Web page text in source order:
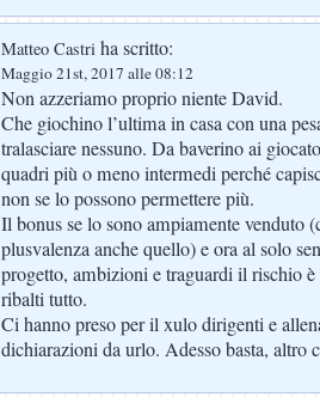
Matteo Castri ha scritto:
Maggio 21st, 2017 alle 08:12
Non azzeriamo proprio niente David.
Che giochino l’ultima in casa con una
tralasciare nessuno. Da baverino ai
quadri più o meno intermedi perché
non se lo possono permettere più.
Il bonus se lo sono ampiamente venduto
plusvalenza anche quello) e ora al solo
progetto, ambizioni e traguardi il rischio
ribalti tutto.
Ci hanno preso per il xulo dirigenti e
dichiarazioni da urlo. Adesso basta, altro